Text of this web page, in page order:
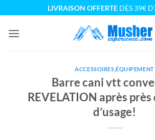
au
contenu
LIVRAISON OFFERTEDÈS 39€
ACCESSOIRES ,ÉQUIPEMENT
Barre cani vtt
REVELATION après près
d’usage!